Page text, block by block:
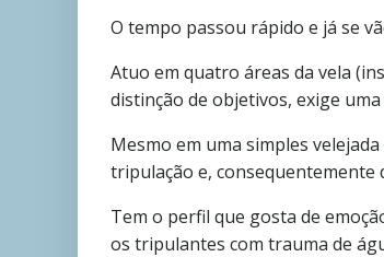
O tempo passou rápido e já se
Atuo em quatro áreas da vela
distinção de objetivos, exige
Mesmo em uma simples
tripulação e, consequentemente
Tem o perfil que gosta de
os tripulantes com trauma de